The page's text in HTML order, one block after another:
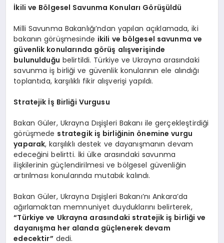
İkili ve Bölgesel Savunma Konuları Görüşüldü
Milli Savunma Bakanlığı’ndan yapılan açıklamada, iki
bakanın görüşmesinde ikili ve bölgesel savunma ve
güvenlik konularında görüş alışverişinde
bulunulduğu belirtildi. Türkiye ve Ukrayna arasındaki
savunma iş birliği ve güvenlik konularının ele alındığı
toplantıda, karşılıklı fikir alışverişi yapıldı.
Stratejik İş Birliği Vurgusu
Bakan Güler, Ukrayna Dışişleri Bakanı ile gerçekleştirdiği
görüşmede strategik iş birliğinin önemine vurgu
yaparak, karşılıklı destek ve dayanışmanın devam
edeceğini belirtti. İki ülke arasındaki savunma
ilişkilerinin güçlendirilmesi ve bölgesel güvenliğin
artırılması konularında mutabık kalındı.
Bakan Güler, Ukrayna Dışişleri Bakanı’nı Ankara’da
ağırlamaktan memnuniyet duyduklarını belirterek,
“Türkiye ve Ukrayna arasındaki stratejik iş birliği ve
dayanışma her alanda güçlenerek devam
edecektir” dedi.